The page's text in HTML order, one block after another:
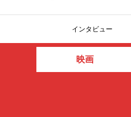
インタビュー
映画